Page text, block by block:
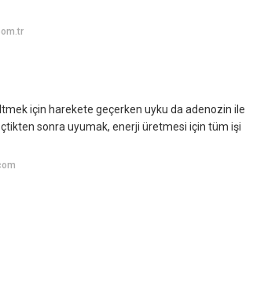
için harekete geçerken uyku da adenozin ile
sonra uyumak, enerji üretmesi için tüm işi